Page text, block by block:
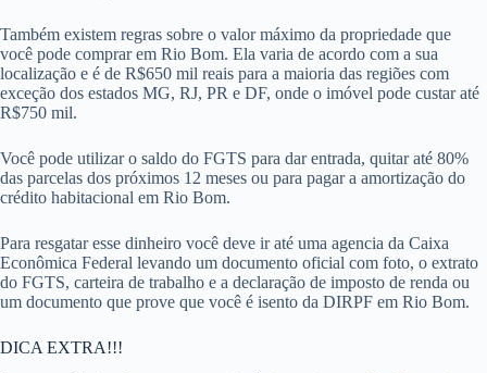
Também existem regras sobre o valor máximo da propriedade que
você pode comprar em Rio Bom. Ela varia de acordo com a sua
localização e é de R$650 mil reais para a maioria das regiões com
exceção dos estados MG, RJ, PR e DF, onde o imóvel pode custar até
R$750 mil.
Você pode utilizar o saldo do FGTS para dar entrada, quitar até 80%
das parcelas dos próximos 12 meses ou para pagar a amortização do
crédito habitacional em Rio Bom.
Para resgatar esse dinheiro você deve ir até uma agencia da Caixa
Econômica Federal levando um documento oficial com foto, o extrato
do FGTS, carteira de trabalho e a declaração de imposto de renda ou
um documento que prove que você é isento da DIRPF em Rio Bom.
DICA EXTRA!!!